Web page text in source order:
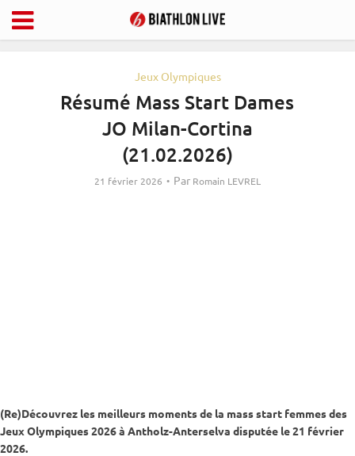
Jeux Olympiques
Résumé Mass Start Dames
JO Milan-Cortina
(21.02.2026)
21 février 2026 Par Romain LEVREL
(Re)Découvrez les meilleurs moments de la mass start femmes des
Jeux Olympiques2026 à Antholz-Anterselva disputée le 21 février
2026.